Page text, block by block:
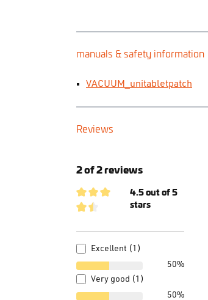
manuals & safety information
VACUUM_unitabletpatch
Reviews
2 of 2 reviews
4.5 out of 5
stars
Excellent (1)
50%
Very good (1)
50%